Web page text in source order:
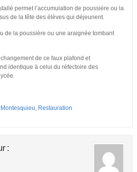
permet l’accumulation de poussière ou la
de la tête des élèves qui déjeunent.
de la poussière ou une araignée tombant
de ce faux plafond et
identique à celui du réfectoire des
, Restauration
: